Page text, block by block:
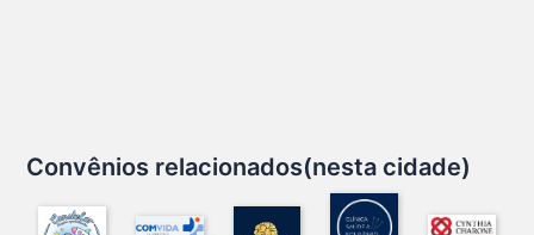
Convênios relacionados(nesta cidade)